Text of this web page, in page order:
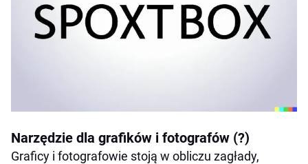
Narzędzie dla grafików i fotografów (?)
Graficy i fotografowie stoją w obliczu zagłady,